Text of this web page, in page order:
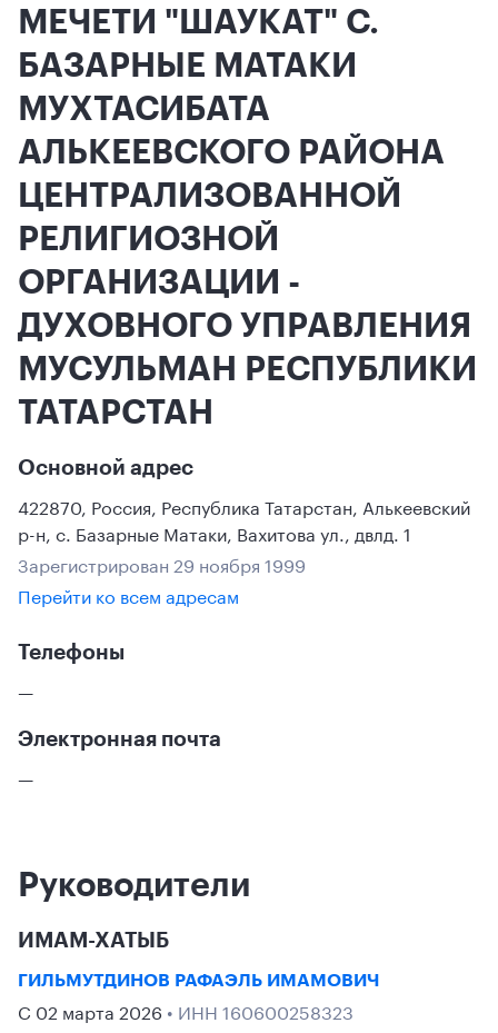
МЕЧЕТИ "ШАУКАТ" С.
БАЗАРНЫЕ МАТАКИ
МУХТАСИБАТА
АЛЬКЕЕВСКОГО РАЙОНА
ЦЕНТРАЛИЗОВАННОЙ
РЕЛИГИОЗНОЙ
ОРГАНИЗАЦИИ -
ДУХОВНОГО УПРАВЛЕНИЯ
МУСУЛЬМАН РЕСПУБЛИКИ
ТАТАРСТАН
Основной адрес
422870, Россия, Республика Татарстан, Алькеевский
р-н, с. Базарные Матаки, Вахитова ул., двлд. 1
Зарегистрирован 29 ноября 1999
Перейти ко всем адресам
Телефоны
—
Электронная почта
—
Руководители
ИМАМ-ХАТЫБ
ГИЛЬМУТДИНОВ РАФАЭЛЬ ИМАМОВИЧ
С 02 марта 2026 • ИНН 160600258323